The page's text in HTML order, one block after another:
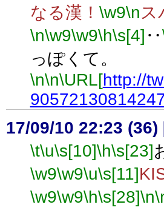
なる漢！ \w9\nス
\n\w9\w9\h\s[4] ‥
っぽくて。
\n\n\URL[http://
17/09/10 22:23 (36)
\t\u\s[10]\h\s[23]
\w9\w9\u\s[11]
\w9\w9\h\s[28]\n